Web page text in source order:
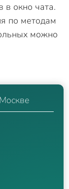
в окно чата.
по методам
можно